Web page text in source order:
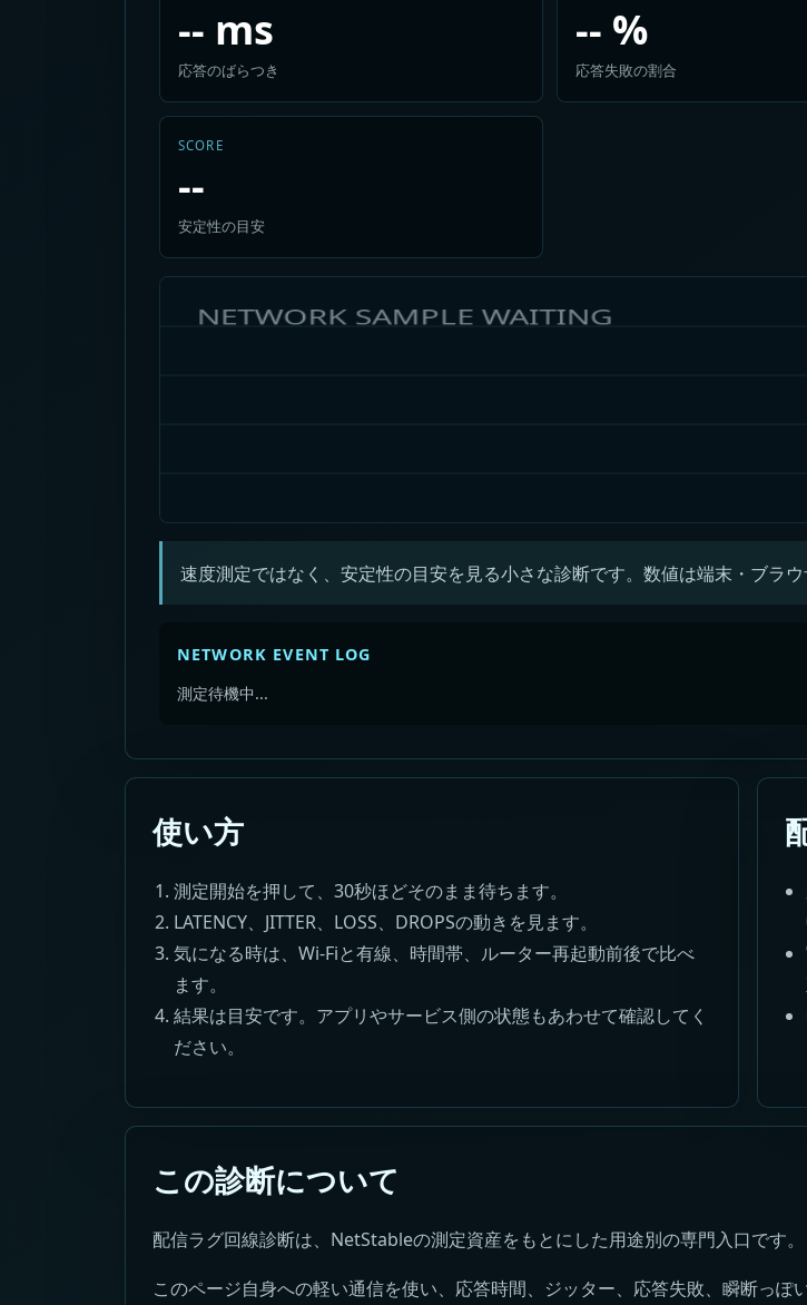
-- ms
応答のばらつき
-- %
応答失敗の割合
SCORE
--
安定性の目安
速度測定ではなく、安定性の目安を見る小さな診断です。数値は端末・ブラ
NETWORK EVENT LOG
測定待機中...
使い方
測定開始を押して、30秒ほどそのまま待ちます。
LATENCY、JITTER、LOSS、DROPSの動きを見ます。
気になる時は、Wi-Fiと有線、時間帯、ルーター再起動前後で比べ
ます。
結果は目安です。アプリやサービス側の状態もあわせて確認してく
ださい。
この診断について
配信ラグ回線診断は、NetStableの測定資産をもとにした用途別の専門入口です。
このページ自身への軽い通信を使い、応答時間、ジッター、応答失敗、瞬断っ